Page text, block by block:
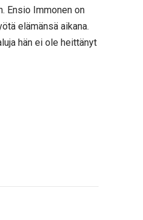
Ensio Immonen on
elämänsä aikana.
hän ei ole heittänyt